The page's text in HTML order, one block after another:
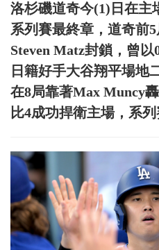
洛杉磯道奇今(1)日在主
系列賽最終章，道奇前
Steven Matz封鎖，曾
日籍好手大谷翔平場地
在8局靠著Max Muncy
比4成功捍衛主場，系列